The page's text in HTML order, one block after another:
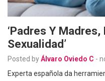
‘Padres Y
Sexualidad’
Posted byÁlvaro Oviedo C -
Experta española da